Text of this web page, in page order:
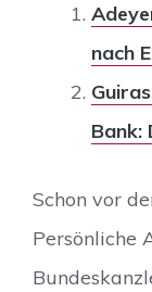
nach
Bank:
Schon vor
Persönliche